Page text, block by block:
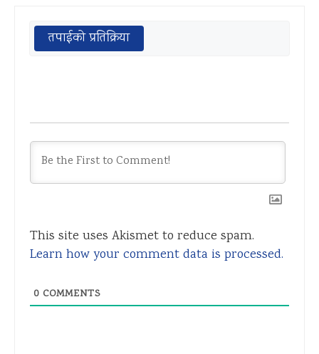
तपाईको प्रतिक्रिया
This site uses Akismet to reduce spam.
Learn how your comment data is processed.
0 COMMENTS